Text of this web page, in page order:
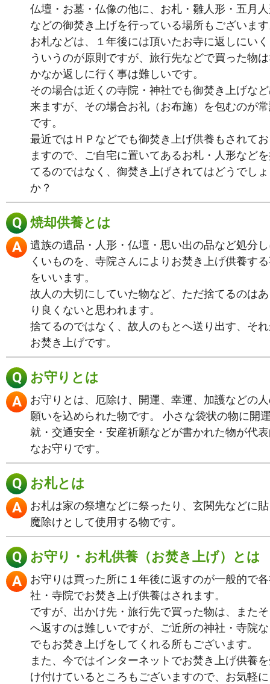
仏壇・お墓・仏像の他に、お札・雛人形・五月
などの御焚き上げを行っている場所もございま
お札などは、１年後には頂いたお寺に返しにい
ういうのが原則ですが、旅行先などで買った物
かなか返しに行く事は難しいです。
その場合は近くの寺院・神社でも御焚き上げな
来ますが、その場合お礼（お布施）を包むのが
です。
最近ではＨＰなどでも御焚き上げ供養もされて
ますので、ご自宅に置いてあるお札・人形など
てるのではなく、御焚き上げされてはどうでし
か？
焼却供養とは
遺族の遺品・人形・仏壇・思い出の品など処分
くいものを、寺院さんによりお焚き上げ供養す
をいいます。
故人の大切にしていた物など、ただ捨てるのは
り良くないと思われます。
捨てるのではなく、故人のもとへ送り出す、そ
お焚き上げです。
お守りとは
お守りとは、厄除け、開運、幸運、加護などの
願いを込められた物です。 小さな袋状の物に開
就・交通安全・安産祈願などが書かれた物が代
なお守りです。
お札とは
お札は家の祭壇などに祭ったり、玄関先などに
魔除けとして使用する物です。
お守り・お札供養（お焚き上げ）とは
お守りは買った所に１年後に返すのが一般的で
社・寺院でお焚き上げ供養はされます。
ですが、出かけ先・旅行先で買った物は、また
へ返すのは難しいですが、ご近所の神社・寺院
でもお焚き上げをしてくれる所もございます。
また、今ではインターネットでお焚き上げ供養
け付けているところもございますので、お気軽